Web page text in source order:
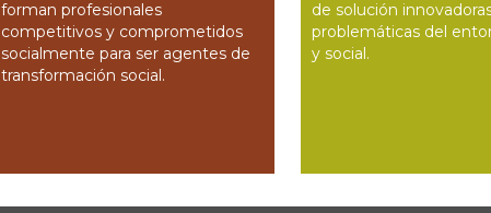
forman profesionales
competitivos y comprometidos
socialmente para ser agentes de
transformación social.
de solución
problemáticas del
y social.